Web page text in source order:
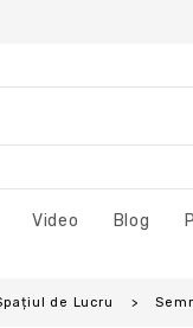
Video Blog
de Lucru